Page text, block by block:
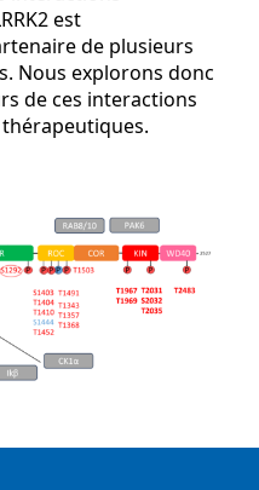
est
de plusieurs
Nous explorons donc
de ces interactions